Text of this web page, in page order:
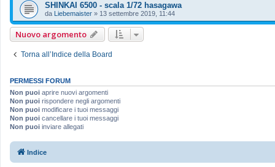
SHINKAI 6500 - scala 1/72 hasagawa
da Liebemaister » 13 settembre 2019, 11:44
Nuovo argomento
Torna all’Indice della Board
PERMESSI FORUM
Non puoi aprire nuovi argomenti
Non puoi rispondere negli argomenti
Non puoi modificare i tuoi messaggi
Non puoi cancellare i tuoi messaggi
Non puoi inviare allegati
Indice